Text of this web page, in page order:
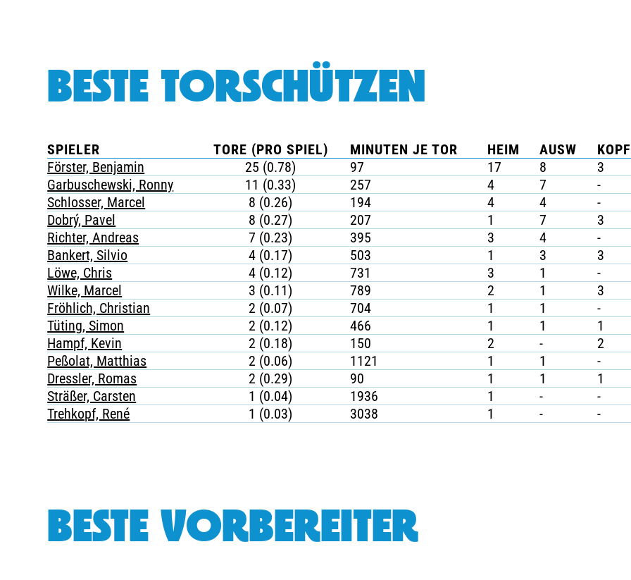
BESTE TORSCHÜTZEN
SPIELER TORE (PRO SPIEL) MINUTEN JE TOR HEIM AUSW
Förster, Benjamin
25 (0.78) 97 17 8 3
Garbuschewski, Ronny
11 (0.33) 257 4 7 -
Schlosser, Marcel
8 (0.26) 194 4 4 -
Dobrý, Pavel
8 (0.27) 207 1 7 3
Richter, Andreas
7 (0.23) 395 3 4 -
Bankert, Silvio
4 (0.17) 503 1 3 3
Löwe, Chris
4 (0.12) 731 3 1 -
Wilke, Marcel
3 (0.11) 789 2 1 3
Fröhlich, Christian
2 (0.07) 704 1 1 -
Tüting, Simon
2 (0.12) 466 1 1 1
Hampf, Kevin
2 (0.18) 150 2 - 2
Peßolat, Matthias
2 (0.06) 1121 1 1 -
Dressler, Romas
2 (0.29) 90 1 1 1
Sträßer, Carsten
1 (0.04) 1936 1 - -
Trehkopf, René
1 (0.03) 3038 1 - -
BESTE VORBEREITER